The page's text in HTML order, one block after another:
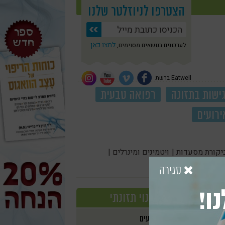
הצטרפו לניוזלטר שלנו
לעדכונים בנושאים מסוימים, לחצו כאן
Eatwell ברשת
גישות בתזונה
רפואה טבעית
מסעדות | ויטמינים ומינרלים |
שינוי תזונתי
אירועים
סגירה